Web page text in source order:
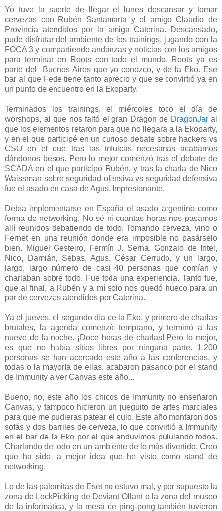
Yo tuve la suerte de llegar el lunes descansar y tomar
cervezas con Rubén Santamarta y el amigo Claudio de
Provincia atendidos por la amiga Caterina. Descansado,
pude disfrutar del ambiente de los trainings, jugando con la
FOCA 3 y compartiendo andanzas y noticias con los amigos
para terminar en Roots con todo el mundo. Roots ya es
parte del Buenos Aires que yo conozco, y de la Eko. Ese
bar al que Fede tiene tanto aprecio y que se convirtió ya en
un punto de encuentro en la Ekoparty.
Terminados los trainings, el miércoles toco el día de
worshops, al que nos faltó el gran Dragon de DragonJaral
que los elementos retaron para que no llegara a la Ekoparty,
y en el que participé en un curioso debate sobre hackers vs
CSO en el que tras las trifulcas necesarias acabamos
dándonos besos. Pero lo mejor comenzó tras el debate de
SCADA en el que participó Rubén, y tras la charla de Nico
Waissman sobre seguridad ofensiva vs seguridad defensiva
fue el asado en casa de Agus. Impresionante.
Debía implementarse en España el asado argentino como
forma de networking. No sé ni cuantas horas nos pasamos
allí reunidos debatiendo de todo. Tomando cerveza, vino o
Fernet en una reunión donde era imposible no pasárselo
bien. Miguel Gesteiro, Fermín J. Serna, Gonzalo de Intel,
Nico, Damián, Sebas, Agus, César Cerrudo, y un largo,
largo, largo número de casi 40 personas que comían y
charlaban sobre todo. Fue toda una experiencia. Tanto fue,
que al final, a Rubén y a mí solo nos quedó hueco para un
par de cervezas atendidos por Caterina.
Ya el jueves, el segundo día de la Eko, y primero de charlas
brutales, la agenda comenzó temprano, y terminó a las
nueve de la noche. ¡Doce horas de charlas! Pero lo mejor,
es que no había sitios libres por ninguna parte. 1.200
personas se han acercado este año a las conferencias, y
todas o la mayoría de ellas, acabaron pasando por el stand
de Immunity a ver Canvas este año...
Bueno, no, este año los chicos de Immunity no enseñaron
Canvas, y tampoco hicieron un jueguito de artes marciales
para que me pudieras patear el culo. Este año montaron dos
sofás y dos barriles de cerveza, lo que convirtió a Immunity
en el bar de la Eko por el que anduvimos pululando todos.
Charlando de todo en un ambiente de lo más divertido. Creo
que ha sido la mejor idea que he visto como stand de
networking.
Lo de las palomitas de Eset no estuvo mal, y por supuesto la
zona de LockPicking de Deviant Ollant o la zona del museo
de la informática, y la mesa de ping-pong también tuvieron